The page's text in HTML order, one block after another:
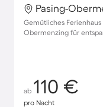
Gemütliches
Obermenzing für
ab 110 €
pro Nacht